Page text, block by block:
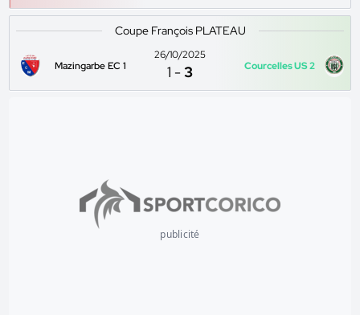
Coupe François PLATEAU
Mazingarbe EC 1
26/10/2025
1 -3 Courcelles US 2
publicité